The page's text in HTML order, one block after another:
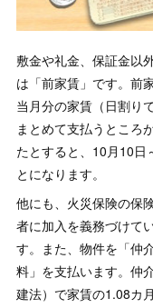
敷金や礼金、保証金以
は「前家賃」です。前
当月分の家賃（日割り
まとめて支払うところ
たとすると、10月10日
とになります。
他にも、火災保険の保
者に加入を義務づけて
す。また、物件を「仲
料」を支払います。仲
建法）で家賃の1.08カ